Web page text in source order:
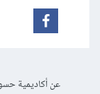
عن أكاديمية